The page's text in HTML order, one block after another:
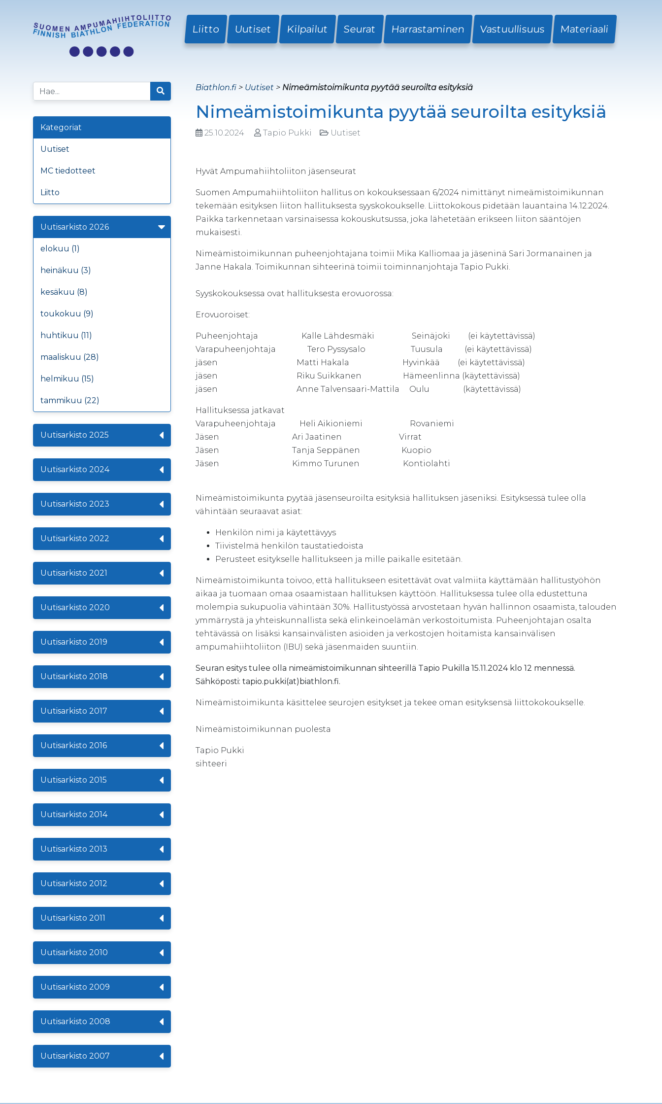
Liitto Uutiset Kilpailut Seurat Harrastaminen Vastuullisuus Materiaali
Kategoriat
Uutiset
MC tiedotteet
Liitto
Uutisarkisto 2026
elokuu (1)
heinäkuu (3)
kesäkuu (8)
toukokuu (9)
huhtikuu (11)
maaliskuu (28)
helmikuu (15)
tammikuu (22)
Uutisarkisto 2025
Uutisarkisto 2024
Uutisarkisto 2023
Uutisarkisto 2022
Uutisarkisto 2021
Uutisarkisto 2020
Uutisarkisto 2019
Uutisarkisto 2018
Uutisarkisto 2017
Uutisarkisto 2016
Uutisarkisto 2015
Uutisarkisto 2014
Uutisarkisto 2013
Uutisarkisto 2012
Uutisarkisto 2011
Uutisarkisto 2010
Uutisarkisto 2009
Uutisarkisto 2008
Uutisarkisto 2007
Biathlon.fi > Uutiset > Nimeämistoimikunta pyytää seuroilta esityksiä
Nimeämistoimikunta pyytää seuroilta esityksiä
25.10.2024 Tapio Pukki Uutiset
Hyvät Ampumahiihtoliiton jäsenseurat
Suomen Ampumahiihtoliiton hallitus on kokouksessaan 6/2024 nimittänyt nimeämistoimikunnan
tekemään esityksen liiton hallituksesta syyskokoukselle. Liittokokous pidetään lauantaina 14.12.2024.
Paikka tarkennetaan varsinaisessa kokouskutsussa, joka lähetetään erikseen liiton sääntöjen
mukaisesti.
Nimeämistoimikunnan puheenjohtajana toimii Mika Kalliomaa ja jäseninä Sari Jormanainen ja
Janne Hakala. Toimikunnan sihteerinä toimii toiminnanjohtaja Tapio Pukki.
Syyskokouksessa ovat hallituksesta erovuorossa:
Erovuoroiset:
Puheenjohtaja Kalle Lähdesmäki Seinäjoki (ei käytettävissä)
Varapuheenjohtaja Tero Pyssysalo Tuusula (ei käytettävissä)
jäsen Matti Hakala Hyvinkää (ei käytettävissä)
jäsen Riku Suikkanen Hämeenlinna (käytettävissä)
jäsen Anne Talvensaari-Mattila Oulu (käytettävissä)
Hallituksessa jatkavat
Varapuheenjohtaja Heli Aikioniemi Rovaniemi
Jäsen Ari Jaatinen Virrat
Jäsen Tanja Seppänen Kuopio
Jäsen Kimmo Turunen Kontiolahti
Nimeämistoimikunta pyytää jäsenseuroilta esityksiä hallituksen jäseniksi. Esityksessä tulee olla
vähintään seuraavat asiat:
Henkilön nimi ja käytettävyys
Tiivistelmä henkilön taustatiedoista
Perusteet esitykselle hallitukseen ja mille paikalle esitetään.
Nimeämistoimikunta toivoo, että hallitukseen esitettävät ovat valmiita käyttämään hallitustyöhön
aikaa ja tuomaan omaa osaamistaan hallituksen käyttöön. Hallituksessa tulee olla edustettuna
molempia sukupuolia vähintään 30%. Hallitustyössä arvostetaan hyvän hallinnon osaamista, talouden
ymmärrystä ja yhteiskunnallista sekä elinkeinoelämän verkostoitumista. Puheenjohtajan osalta
tehtävässä on lisäksi kansainvälisten asioiden ja verkostojen hoitamista kansainvälisen
ampumahiihtoliiton (IBU) sekä jäsenmaiden suuntiin.
Seuran esitys tulee olla nimeämistoimikunnan sihteerillä Tapio Pukilla 15.11.2024 klo 12 mennessä.
Sähköposti: tapio.pukki(at)biathlon.fi.
Nimeämistoimikunta käsittelee seurojen esitykset ja tekee oman esityksensä liittokokoukselle.
Nimeämistoimikunnan puolesta
Tapio Pukki
sihteeri